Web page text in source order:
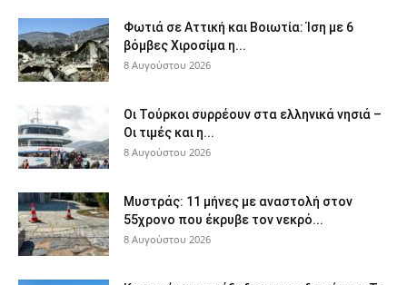
Φωτιά σε Αττική και Βοιωτία: Ίση με 6
βόμβες Χιροσίμα η...
8 Αυγούστου 2026
Οι Τούρκοι συρρέουν στα ελληνικά νησιά –
Οι τιμές και η...
8 Αυγούστου 2026
Μυστράς: 11 μήνες με αναστολή στον
55χρονο που έκρυβε τον νεκρό...
8 Αυγούστου 2026